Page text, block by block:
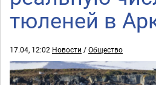
тюленей в
17.04, 12:02 Новости /Общество